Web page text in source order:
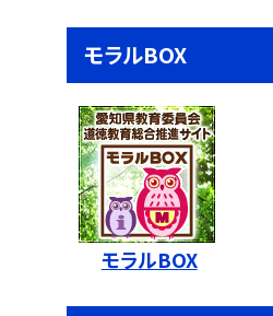
モラルBOX
モラルBOX